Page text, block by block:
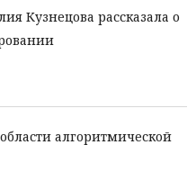
Кузнецова рассказала о
алгоритмической